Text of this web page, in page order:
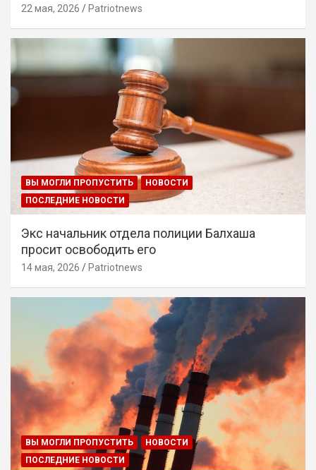
22 мая, 2026 Patriotnews
ВЫ МОГЛИ ПРОПУСТИТЬ
НОВОСТИ
ПОСЛЕДНИЕ НОВОСТИ
Экс начальник отдела полиции Балхаша
просит освободить его
14 мая, 2026 Patriotnews
ВЫ МОГЛИ ПРОПУСТИТЬ
НОВОСТИ
ПОСЛЕДНИЕ НОВОСТИ